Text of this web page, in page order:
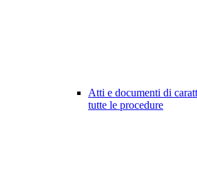
Atti e documenti di
tutte le procedure